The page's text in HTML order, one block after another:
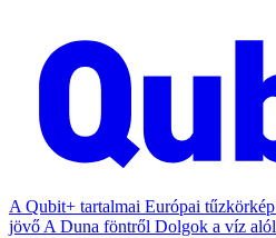
A Qubit+ tartalmai Európai tűzkörkép
jövő A Duna föntről Dolgok a víz alól